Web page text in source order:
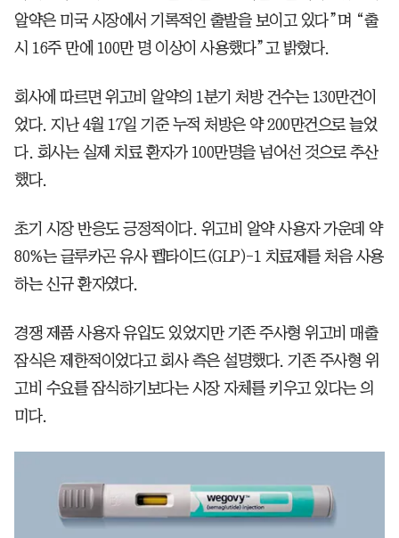
알약은 미국 시장에서 기록적인 출발을 보이고 있다”며 “출
시 16주 만에 100만 명 이상이 사용했다”고 밝혔다.
회사에 따르면 위고비 알약의 1분기 처방 건수는 130만건이
었다. 지난 4월 17일 기준 누적 처방은 약 200만건으로 늘었
다. 회사는 실제 치료 환자가 100만명을 넘어선 것으로 추산
했다.
초기 시장 반응도 긍정적이다. 위고비 알약 사용자 가운데 약
80%는 글루카곤 유사 펩타이드(GLP)-1 치료제를 처음 사용
하는 신규 환자였다.
경쟁 제품 사용자 유입도 있었지만 기존 주사형 위고비 매출
잠식은 제한적이었다고 회사 측은 설명했다. 기존 주사형 위
고비 수요를 잠식하기보다는 시장 자체를 키우고 있다는 의
미다.